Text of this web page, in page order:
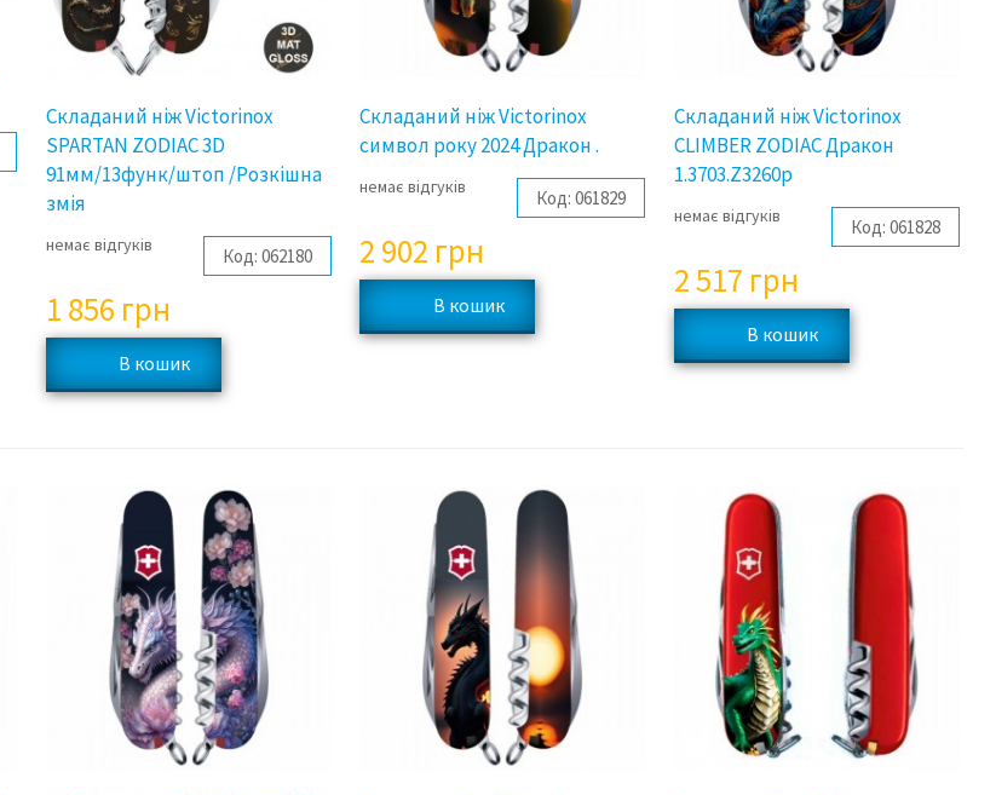
Складаний ніж Victorinox
SPARTAN ZODIAC 3D
91мм/13функ/штоп /Розкішна
змія
немає відгуків Код: 062180
1 856 грн
Складаний ніж Victorinox
символ року 2024 Дракон .
немає відгуків Код: 061829
2 902 грн
Складаний ніж Victorinox
CLIMBER ZODIAC Дракон
1.3703.Z3260p
немає відгуків Код: 061828
2 517 грн